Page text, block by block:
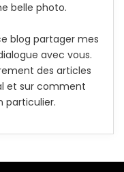
belle photo.
blog partager mes
avec vous.
des articles
et sur comment
particulier.